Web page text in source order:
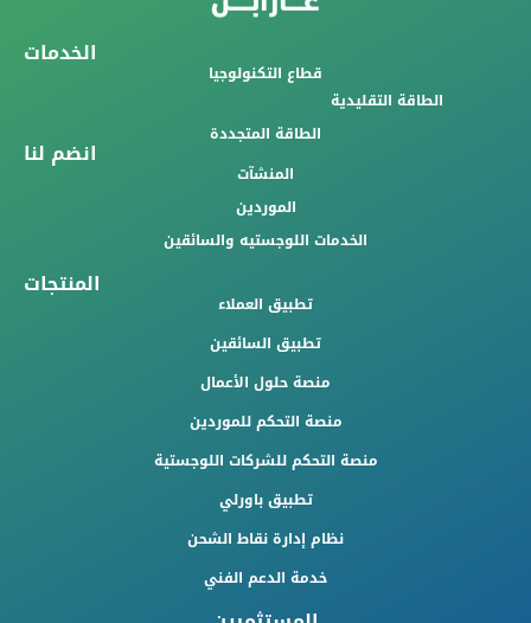
الخدمات
قطاع التكنولوجيا
الطاقة التقليدية
الطاقة المتجددة
انضم لنا
المنشآت
الموردين
الخدمات اللوجستيه والسائقين
المنتجات
تطبيق العملاء
تطبيق السائقين
منصة حلول الأعمال
منصة التحكم للموردين
منصة التحكم للشركات اللوجستية
تطبيق باورلي
نظام إدارة نقاط الشحن
خدمة الدعم الفني